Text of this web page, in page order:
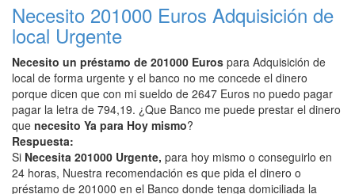
Necesito 201000 Euros Adquisición de
local Urgente
Necesito un préstamo de 201000 Euros para Adquisición de
local de forma urgente y el banco no me concede el dinero
porque dicen que con mi sueldo de 2647 Euros no puedo pagar
pagar la letra de 794,19. ¿Que Banco me puede prestar el dinero
que necesito Ya para Hoy mismo?
Respuesta:
Si Necesita 201000 Urgente, para hoy mismo o conseguirlo en
24 horas, Nuestra recomendación es que pida el dinero o
préstamo de 201000 en el Banco donde tenga domiciliada la